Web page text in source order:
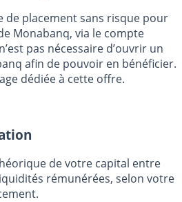
: 3% pendant 6 mois
de placement sans risque pour
Monabanq, via le compte
pas nécessaire d’ouvrir un
dédiée à cette offre.
de votre capital entre